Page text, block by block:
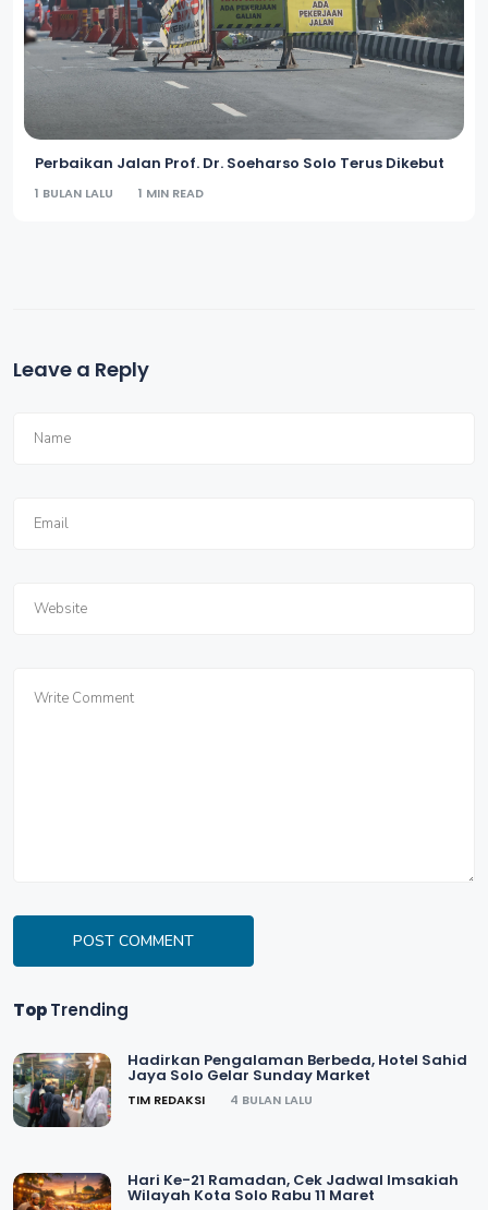
Perbaikan Jalan Prof. Dr. Soeharso Solo Terus Dikebut
1 BULAN LALU 1 MIN READ
Leave a Reply
POST COMMENT
TopTrending
Hadirkan Pengalaman Berbeda, Hotel Sahid
Jaya Solo Gelar Sunday Market
TIM REDAKSI 4 BULAN LALU
Hari Ke-21 Ramadan, Cek Jadwal Imsakiah
Wilayah Kota Solo Rabu 11 Maret